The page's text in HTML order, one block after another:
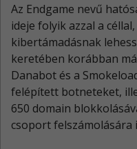
Az Endgame nevű
ideje folyik azzal a
kibertámadásnak
keretében korábban
Danabot és a
felépített botneteket,
650 domain
csoport felszámolására